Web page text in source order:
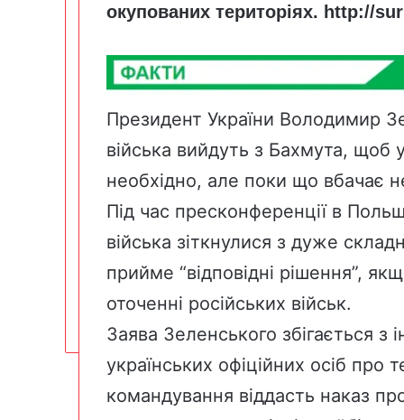
окупованих територіях. http://
Президент України Володимир
війська вийдуть з Бахмута,
необхідно, але поки що вбачає
Під час пресконференції в
війська зіткнулися з дуже
прийме “відповідні рішення”,
оточенні російських військ.
Заява Зеленського збігається
українських офіційних осіб про
командування віддасть наказ